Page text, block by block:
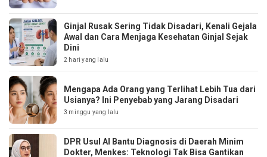
Ginjal Rusak Sering Tidak Disadari, Kenali Gejala
Awal dan Cara Menjaga Kesehatan Ginjal Sejak
Dini
2 hari yang lalu
Mengapa Ada Orang yang Terlihat Lebih Tua dari
Usianya? Ini Penyebab yang Jarang Disadari
3 minggu yang lalu
DPR Usul AI Bantu Diagnosis di Daerah Minim
Dokter, Menkes: Teknologi Tak Bisa Gantikan